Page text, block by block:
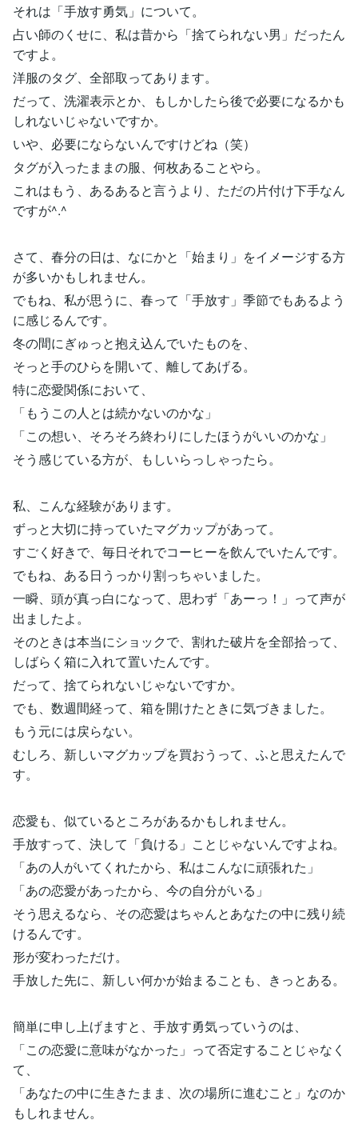
それは「手放す勇気」について。
占い師のくせに、私は昔から「捨てられない男」だったん
ですよ。
洋服のタグ、全部取ってあります。
だって、洗濯表示とか、もしかしたら後で必要になるかも
しれないじゃないですか。
いや、必要にならないんですけどね（笑）
タグが入ったままの服、何枚あることやら。
これはもう、あるあると言うより、ただの片付け下手なん
ですが^.^
さて、春分の日は、なにかと「始まり」をイメージする方
が多いかもしれません。
でもね、私が思うに、春って「手放す」季節でもあるよう
に感じるんです。
冬の間にぎゅっと抱え込んでいたものを、
そっと手のひらを開いて、離してあげる。
特に恋愛関係において、
「もうこの人とは続かないのかな」
「この想い、そろそろ終わりにしたほうがいいのかな」
そう感じている方が、もしいらっしゃったら。
私、こんな経験があります。
ずっと大切に持っていたマグカップがあって。
すごく好きで、毎日それでコーヒーを飲んでいたんです。
でもね、ある日うっかり割っちゃいました。
一瞬、頭が真っ白になって、思わず「あーっ！」って声が
出ましたよ。
そのときは本当にショックで、割れた破片を全部拾って、
しばらく箱に入れて置いたんです。
だって、捨てられないじゃないですか。
でも、数週間経って、箱を開けたときに気づきました。
もう元には戻らない。
むしろ、新しいマグカップを買おうって、ふと思えたんで
す。
恋愛も、似ているところがあるかもしれません。
手放すって、決して「負ける」ことじゃないんですよね。
「あの人がいてくれたから、私はこんなに頑張れた」
「あの恋愛があったから、今の自分がいる」
そう思えるなら、その恋愛はちゃんとあなたの中に残り続
けるんです。
形が変わっただけ。
手放した先に、新しい何かが始まることも、きっとある。
簡単に申し上げますと、手放す勇気っていうのは、
「この恋愛に意味がなかった」って否定することじゃなく
て、
「あなたの中に生きたまま、次の場所に進むこと」なのか
もしれません。